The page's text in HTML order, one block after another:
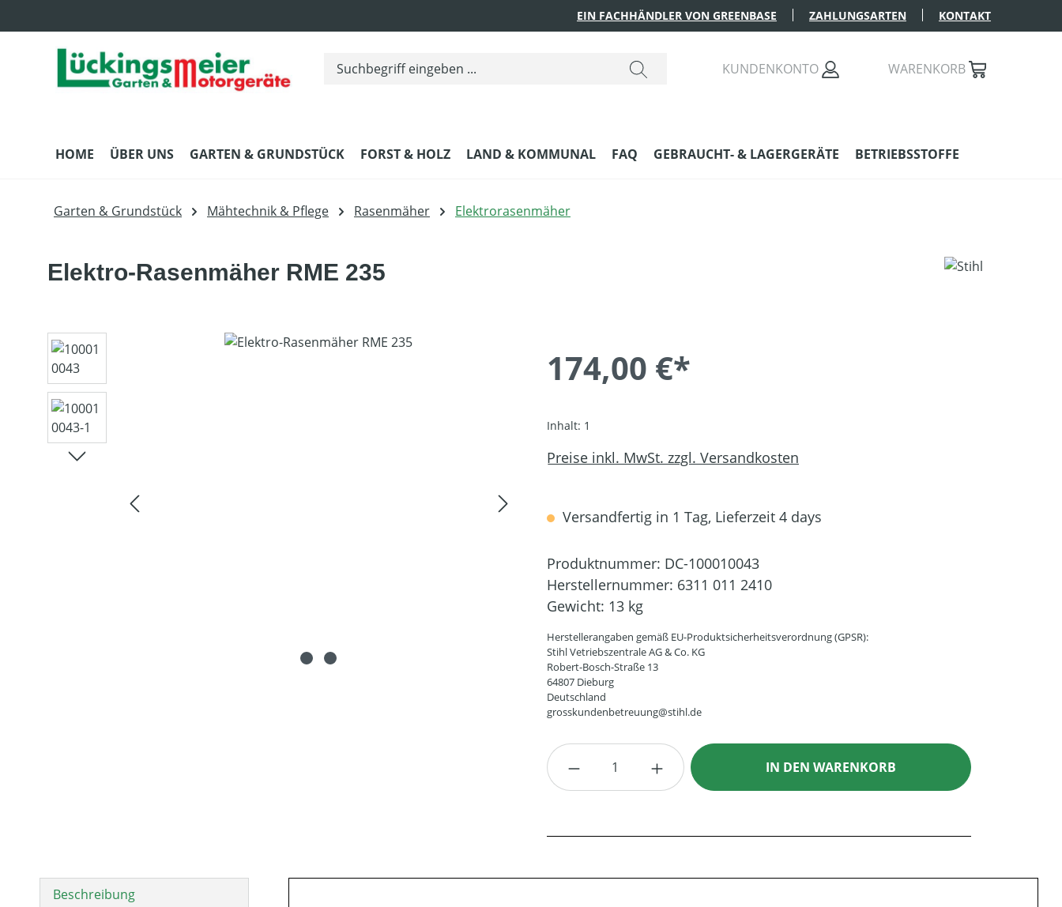
EIN FACHHÄNDLER VON GREENBASE ZAHLUNGSARTEN KONTAKT
KUNDENKONTO WARENKORB
HOME ÜBER UNS GARTEN & GRUNDSTÜCK FORST & HOLZ LAND & KOMMUNAL FAQ GEBRAUCHT- & LAGERGERÄTE BETRIEBSSTOFFE
Garten & Grundstück Mähtechnik & Pflege Rasenmäher Elektrorasenmäher
Elektro-Rasenmäher RME 235
Bildergalerie überspringen
174,00 €*
Inhalt: 1
Preise inkl. MwSt. zzgl. Versandkosten
Versandfertig in 1 Tag, Lieferzeit 4 days
Produktnummer: DC-100010043
Herstellernummer: 6311 011 2410
Gewicht: 13 kg
Herstellerangaben gemäß EU-Produktsicherheitsverordnung (GPSR):
Stihl Vetriebszentrale AG & Co. KG
Robert-Bosch-Straße 13
64807 Dieburg
Deutschland
grosskundenbetreuung@stihl.de
Produkt Anzahl: Gib den gewünschten Wert ein oder
IN DEN WARENKORB
Beschreibung